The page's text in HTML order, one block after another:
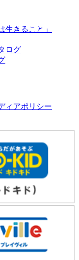
きること」
ログ
ィアポリシー